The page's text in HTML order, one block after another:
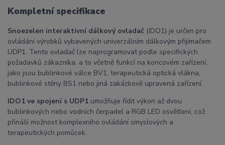
Kompletní specifikace
Snoezelen interaktivní dálkový ovladač (IDO1) je určen pro
ovládání výrobků vybavených univerzálním dálkovým přijímačem
UDP1. Tento ovladač lze naprogramovat podle specifických
požadavků zákazníka, a to včetně funkcí na koncovém zařízení,
jako jsou bublinkové válce BV1, terapeutická optická vlákna,
bublinkové stěny BS1 nebo jiná zakázkově upravená zařízení.
IDO1 ve spojení s UDP1 umožňuje řídit výkon až dvou
bublinkových nebo vodních čerpadel a RGB LED osvětlení, což
přináší možnost komplexního ovládání smyslových a
terapeutických pomůcek.